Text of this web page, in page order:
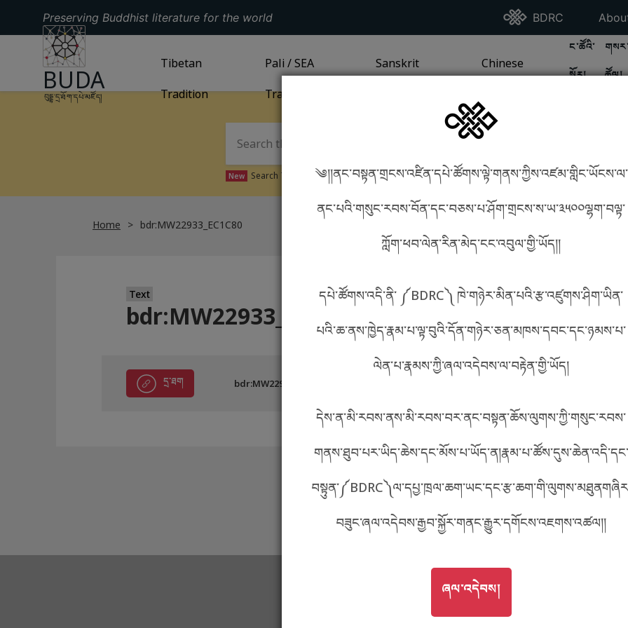
བོད་ཡིག
English
ភាសាខ្មែរ
Preserving Buddhist literature for the world Go To BDRC
BDRC Go
GO TO HOMEPAGE
BUDA
བུདྡྷ་དྲ་ཐོག་དཔེ་མཛོད།
GO TOTIBETAN TRADITIONPAGE
Tibetan
Tradition
GO TOPALI / SEA TRADITIONPAGE
Pali / SEA
Tradition
GO TOSANSKRIT TRADITION
Sanskrit
GO TOCHINESE TRADITION
Chinese
GO TO
ང་ཚོའི་
སྐོར།
GO
ཚོལ།
༄།།ནང་བསྟན་གྲངས་འཛིན་དཔེ་ཚོགས་ལྟེ་གནས་ཀྱིས་འཛམ་གླིང་ཡོངས་ལ་
ནང་པའི་གསུང་རབས་བོན་དང་བཅས་པ་ཤོག་གྲངས་ས་ཡ་༣༥༠༠ལྷག་བལྟ་
ཀློག་ཕབ་ལེན་རིན་མེད་ངང་འབུལ་གྱི་ཡོད།།
དཔེ་ཚོགས་འདི་ནི་ ༼BDRC༽ ཁེ་གཉེར་མིན་པའི་རྩ་འཛུགས་ཤིག་ཡིན་
པའི་ཆ་ནས་ཁྱེད་རྣམ་པ་ལྟ་བུའི་དོན་གཉེར་ཅན་མཁས་དབང་དང་ཉམས་པ་
ལེན་པ་རྣམས་ཀྱི་ཞལ་འདེབས་ལ་བརྟེན་གྱི་ཡོད།
དེས་ན་མི་རབས་ནས་མི་རབས་བར་ནང་བསྟན་ཆོས་ལུགས་ཀྱི་གསུང་རབས་
གནས་ཐུབ་པར་ཡིད་ཆེས་དང་མོས་པ་ཡོད་ན།རྣམ་པ་ཚོས་དུས་ཆེན་འདི་དང་
བཟུང་ཞལ་འདེབས་རྒྱབ་སྐྱོར་གནང་རྒྱུར་དགོངས་འཇགས་འཚལ།།
GO TOཞལ་འདེབས།
ཞལ་འདེབས།
New Search Tibetan in phonetics! How to find things?
Home bdr:MW22933_EC1C80
Text
bdr:MW22933_EC1C80
དྲ་ཐག bdr:MW22933_EC1C80 metadata ཕབ་ལེན། འདིའི་ཡོང་ཁུངས།